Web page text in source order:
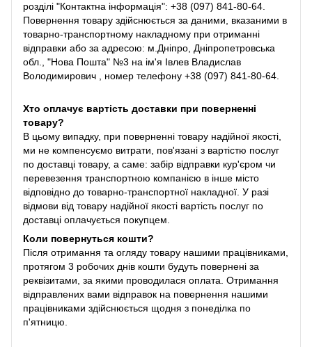
розділі "Контактна інформація": +38 (097) 841-80-64.
Повернення товару здійснюється за даними, вказаними в
товарно-транспортному накладному при отриманні
відправки або за адресою: м.Дніпро, Дніпропетровська
обл., "Нова Пошта" №3 на ім'я Івлев Владислав
Володимирович , номер телефону +38 (097) 841-80-64.
Хто оплачує вартість доставки при поверненні
товару?
В цьому випадку, при поверненні товару надійної якості,
ми не компенсуємо витрати, пов'язані з вартістю послуг
по доставці товару, а саме: забір відправки кур'єром чи
перевезення транспортною компанією в інше місто
відповідно до товарно-транспортної накладної. У разі
відмови від товару надійної якості вартість послуг по
доставці оплачується покупцем.
Коли повернуться кошти?
Після отримання та огляду товару нашими працівниками,
протягом 3 робочих днів кошти будуть повернені за
реквізитами, за якими проводилася оплата. Отримання
відправлених вами відправок на повернення нашими
працівниками здійснюється щодня з понеділка по
п'ятницю.